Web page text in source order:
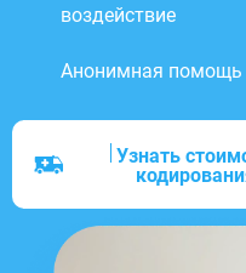
воздействие
Анонимная